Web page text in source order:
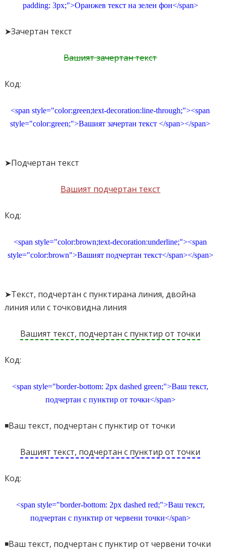
padding: 3px;">Оранжев текст на зелен фон</span>
➤Зачертан текст
Вашият зачертан текст
Код:
<span style="color:green;text-decoration:line-through;"><span
style="color:green;">Вашият зачертан текст </span></span>
➤Подчертан текст
Вашият подчертан текст
Код:
<span style="color:brown;text-decoration:underline;"><span
style="color:brown">Вашият подчертан текст</span></span>
➤Текст, подчертан с пунктирана линия, двойна
линия или с точковидна линия
Вашият текст, подчертан с пунктир от точки
Код:
<span style="border-bottom: 2px dashed green;">Ваш текст,
подчертан с пунктир от точки</span>
◾Ваш текст, подчертан с пунктир от точки
Вашият текст, подчертан с пунктир от точки
Код:
<span style="border-bottom: 2px dashed red;">Ваш текст,
подчертан с пунктир от червени точки</span>
◾Ваш текст, подчертан с пунктир от червени точки